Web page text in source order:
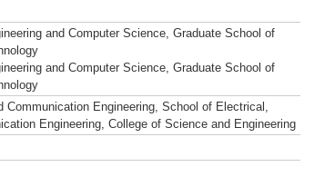
and Computer Science, Graduate School of
and Computer Science, Graduate School of
Communication Engineering, School of Electrical,
Engineering, College of Science and Engineering